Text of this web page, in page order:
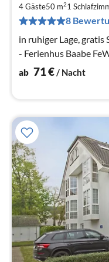
4 Gäste50 m21
8
in ruhiger Lage, gratis
- Ferienhus Baabe
ab 71€/ Nacht